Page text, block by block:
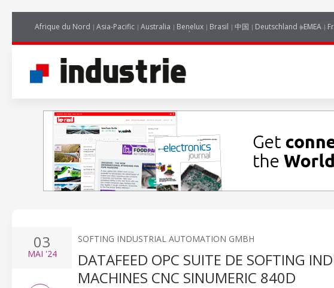
Afrique du Nord Asia-Pacific Australia Benelux Brasil 中国 Deutschland EMEA
03
MAI '24
SOFTING INDUSTRIAL AUTOMATION GMBH
DATAFEED OPC SUITE DE SOFTING
MACHINES CNC SINUMERIC 840D